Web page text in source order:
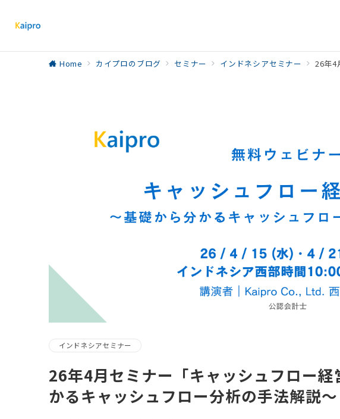
Home カイプロのブログ セミナー インドネシアセミナー 26年4
インドネシアセミナー
26年4月セミナー「キャッシュフロー
かるキャッシュフロー分析の手法解説～